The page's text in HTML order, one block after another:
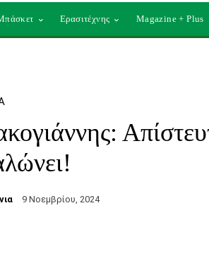
Ερασιτέχνης Magazine + Plus
9 Νοεμβρίου, 2024